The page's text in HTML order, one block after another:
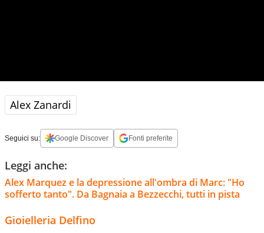
Alex Zanardi
Seguici su: Google Discover Fonti preferite
Leggi anche:
Alex Marquez e la depressione all'ombra di Marc: "Ho
sofferto tanto". Da Bagnaia a Bezzecchi, tutti in pista
Gioielleria Delfino